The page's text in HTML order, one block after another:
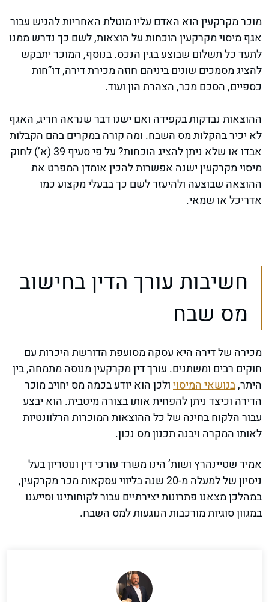
מוכר מקרקעין הוא האדם עליו מוטלת האחריות להגיש עבור
אגף מיסוי מקרקעין הוכחות על הוצאות, לשם כך נדרש ממנו
לתעד כל תשלום שבוצע בגין הנכס. בנוסף, המוכר יתבקש
להציג מסמכים שונים ביניהם חוזה מכירת דירה, דו”חות
כספיים, הסכם מכר, הצהרת הון ועוד.
ההוצאות נבדקות בקפידה ואם ישנו דבר שנראה חריג, האגף
לא יכיר בהקלות מס השבח. ומה קורה במקרים בהם הקבלות
אבדו או שלא ניתן להציג הוכחות? על פי סעיף 39 (א’) לחוק
מיסוי מקרקעין ישנה אפשרות להכין אומדן המפרט את
ההוצאה שבוצעה ולהיעזר לשם כך בבעלי מקצוע כמו
אדריכל או שמאי.
חשיבות עורך הדין בחישוב
מס שבח
מכירה של דירה היא עסקה מסועפת הדורשת היכרות עם
חוקים רבים ומשתנים. עורך דין מקרקעין מנוסה מתמחה, בין
היתר,בנושאי המיסויולכן הוא יודע בכמה מס יחויב מוכר
הדירה וכיצד ניתן להפחית אותו בצורה מיטבית. הוא יבצע
עבור הלקוח בחינה של כל ההוצאות המוכרות הרלוונטיות
לאותו המקרה ויבנה תכנון מס נכון.
אמיר שטיינהרץ ושות’ הינו משרד עורכי דין ונוטריון בעל
ניסיון של למעלה מ-20 שנה בליווי עסקאות מכר מקרקעין,
במהלכן מצאנו פתרונות יצירתיים עבור לקוחותינו וסייענו
במגוון סוגיות מורכבות הנוגעות למס השבח.